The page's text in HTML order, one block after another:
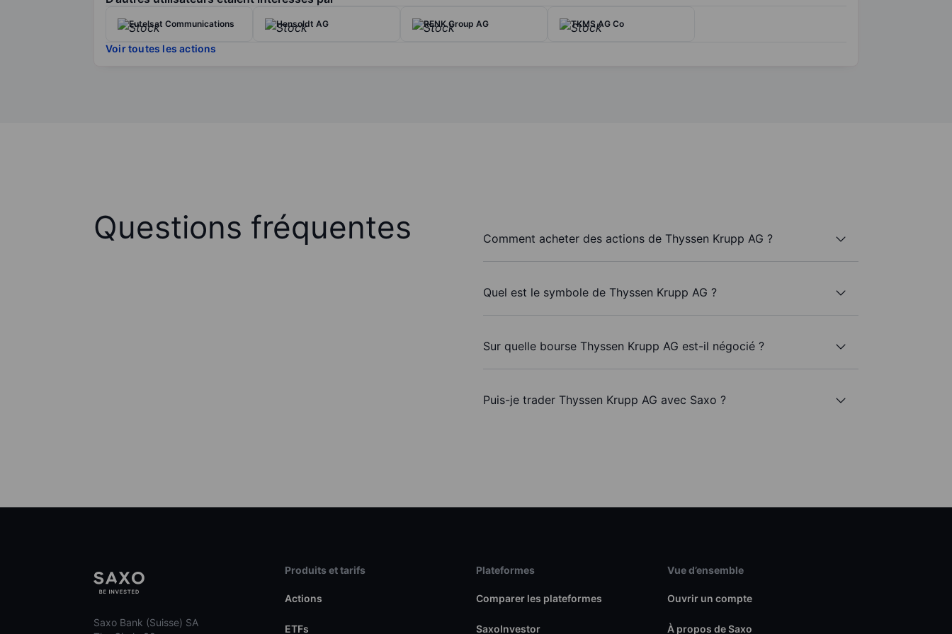
Eutelsat Communications Hensoldt AG RENK Group AG TKMS AG Co
Voir toutes les actions
Questions fréquentes Comment acheter des actions de Thyssen Krupp AG ?
Quel est le symbole de Thyssen Krupp AG ?
Sur quelle bourse Thyssen Krupp AG est-il négocié ?
Puis-je trader Thyssen Krupp AG avec Saxo ?
Saxo Bank (Suisse) SA
Produits et tarifs
Actions
ETFs
Plateformes
Comparer les plateformes
SaxoInvestor
Vue d’ensemble
Ouvrir un compte
À propos de Saxo